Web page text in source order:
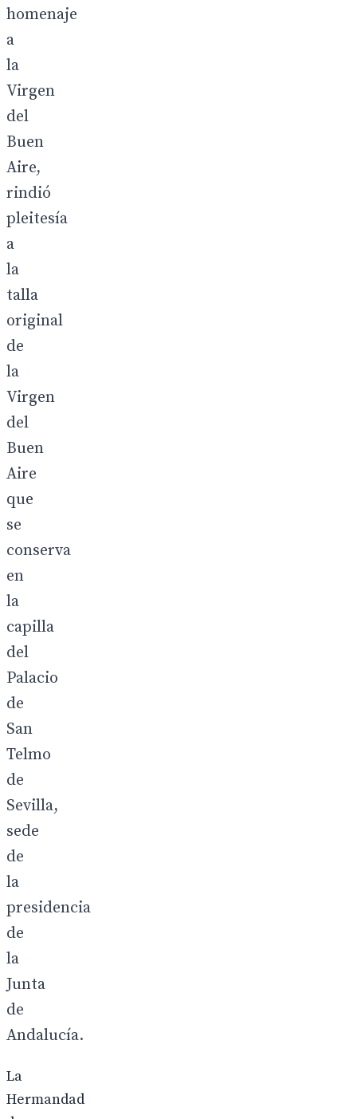
homenaje
a
la
Virgen
del
Buen
Aire,
rindió
pleitesía
a
la
talla
original
de
la
Virgen
del
Buen
Aire
que
se
conserva
en
la
capilla
del
Palacio
de
San
Telmo
de
Sevilla,
sede
de
la
presidencia
de
la
Junta
de
Andalucía.
La
Hermandad